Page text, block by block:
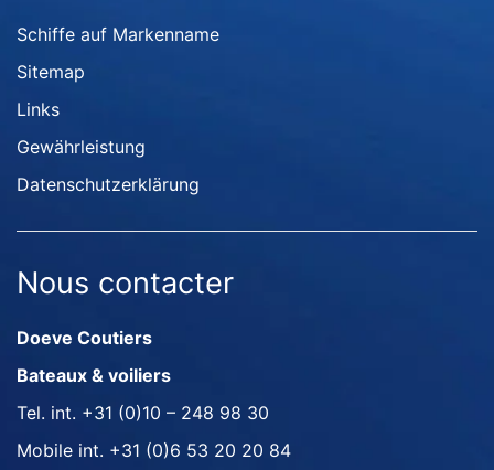
Schiffe auf Markenname
Sitemap
Links
Gewährleistung
Datenschutzerklärung
Nous contacter
Doeve Coutiers
Bateaux & voiliers
Tel. int. +31 (0)10 – 248 98 30
Mobile int. +31 (0)6 53 20 20 84